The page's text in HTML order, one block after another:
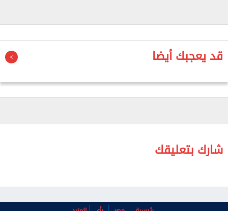
الساعة). ومن المتوقع أن تشتد العاصفة خلال الأيام
الاثنين، دون تسجيل أي أعاصير حتى الآن في هذا الحوض
خلال العام الجاري.
قد يعجبك أيضا
شارك بتعليقك